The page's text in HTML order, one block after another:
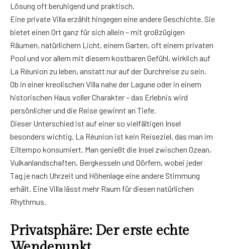
Lösung oft beruhigend und praktisch.
Eine private Villa erzählt hingegen eine andere Geschichte. Sie
bietet einen Ort ganz für sich allein – mit großzügigen
Räumen, natürlichem Licht, einem Garten, oft einem privaten
Pool und vor allem mit diesem kostbaren Gefühl, wirklich auf
La Réunion zu leben, anstatt nur auf der Durchreise zu sein.
Ob in einer kreolischen Villa nahe der Lagune oder in einem
historischen Haus voller Charakter – das Erlebnis wird
persönlicher und die Reise gewinnt an Tiefe.
Dieser Unterschied ist auf einer so vielfältigen Insel
besonders wichtig. La Réunion ist kein Reiseziel, das man im
Eiltempo konsumiert. Man genießt die Insel zwischen Ozean,
Vulkanlandschaften, Bergkesseln und Dörfern, wobei jeder
Tag je nach Uhrzeit und Höhenlage eine andere Stimmung
erhält. Eine Villa lässt mehr Raum für diesen natürlichen
Rhythmus.
Privatsphäre: Der erste echte